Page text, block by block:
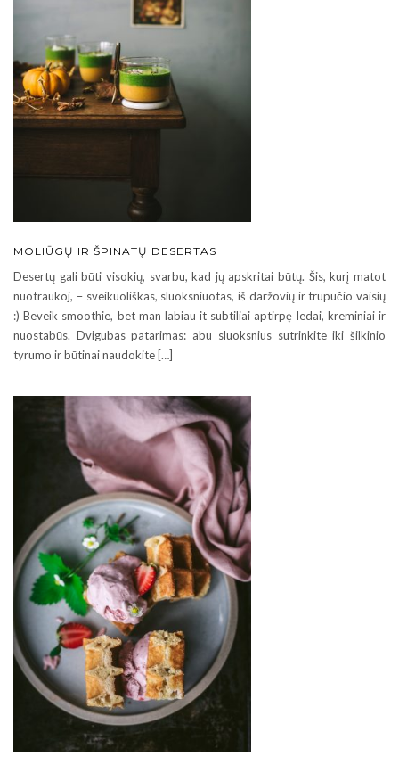
MOLIŪGŲ IR ŠPINATŲ DESERTAS
Desertų gali būti visokių, svarbu, kad jų apskritai būtų. Šis, kurį matot
nuotraukoj, – sveikuoliškas, sluoksniuotas, iš daržovių ir trupučio vaisių
:) Beveik smoothie, bet man labiau it subtiliai aptirpę ledai, kreminiai ir
nuostabūs. Dvigubas patarimas: abu sluoksnius sutrinkite iki šilkinio
tyrumo ir būtinai naudokite […]